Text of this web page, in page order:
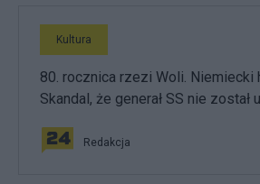
Kultura
80. rocznica rzezi Woli. Niemiecki
Skandal, że generał SS nie został
Redakcja